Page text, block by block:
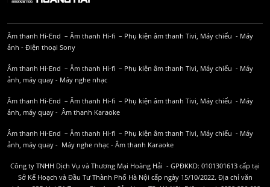
Âm thanh Hi-End – Âm thanh Hi-fi – Phụ kiện âm thanh Tivi, Máy chiếu - Máy
ảnh - Điện thoại Sony
Âm thanh Hi-End – Âm thanh Hi-fi – Phụ kiện âm thanh Tivi, Máy chiếu - Máy
ảnh, máy quay - Máy nghe nhạc
Âm thanh Hi-End – Âm thanh Hi-fi – Phụ kiện âm thanh Tivi, Máy chiếu - Máy
ảnh, máy quay - Âm thanh Karaoke
Âm thanh Hi-End – Âm thanh Hi-fi – Phụ kiện âm thanh Tivi, Máy chiếu - Máy
ảnh, máy quay - Máy nghe nhạc - Âm thanh Karaoke
Công ty TNHH Dịch Vụ và Thương Mại Hoàng Hải - GPĐKKD: 0101301613 cấp tại
Sở Kế Hoạch và Đầu Tư Thành Phố Hà Nội cấp ngày 15/10/2022. Địa chỉ văn